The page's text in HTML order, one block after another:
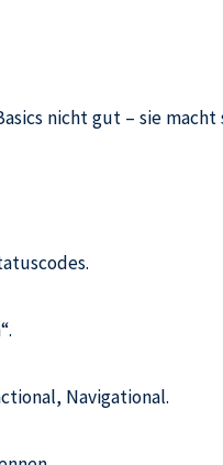
nicht gut – sie
Navigational.